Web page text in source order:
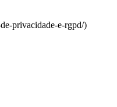
privacidade-e-rgpd/)